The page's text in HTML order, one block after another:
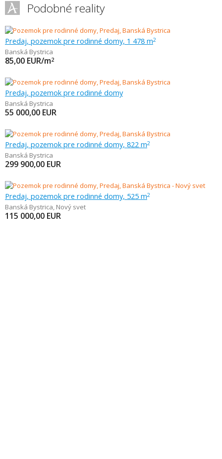
Podobné reality
Predaj, pozemok pre rodinné domy, 1 478 m2
Banská Bystrica
85,00 EUR/m2
Predaj, pozemok pre rodinné domy
Banská Bystrica
55 000,00 EUR
Predaj, pozemok pre rodinné domy, 822 m2
Banská Bystrica
299 900,00 EUR
Predaj, pozemok pre rodinné domy, 525 m2
Banská Bystrica, Nový svet
115 000,00 EUR